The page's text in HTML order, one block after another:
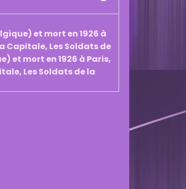
et mort en 1926 à
Capitale, Les Soldats de
et mort en 1926 à Paris,
Les Soldats de la